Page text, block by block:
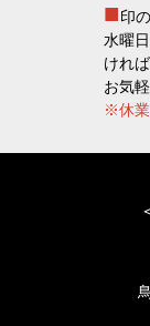
■印
水曜
けれ
お気
※休業